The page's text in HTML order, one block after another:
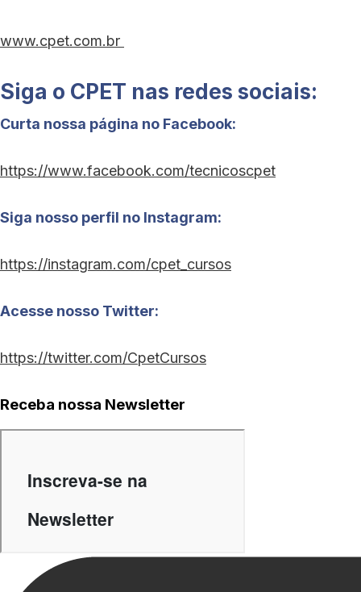
www.cpet.com.br
Siga o CPET nas redes sociais:
Curta nossa página no Facebook:
https://www.facebook.com/tecnicoscpet
Siga nosso perfil no Instagram:
https://instagram.com/cpet_cursos
Acesse nosso Twitter:
https://twitter.com/CpetCursos
Receba nossa Newsletter